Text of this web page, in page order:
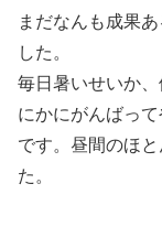
まだなんも成果
した。
毎日暑いせいか
にかにがんばっ
です。昼間のほ
た。